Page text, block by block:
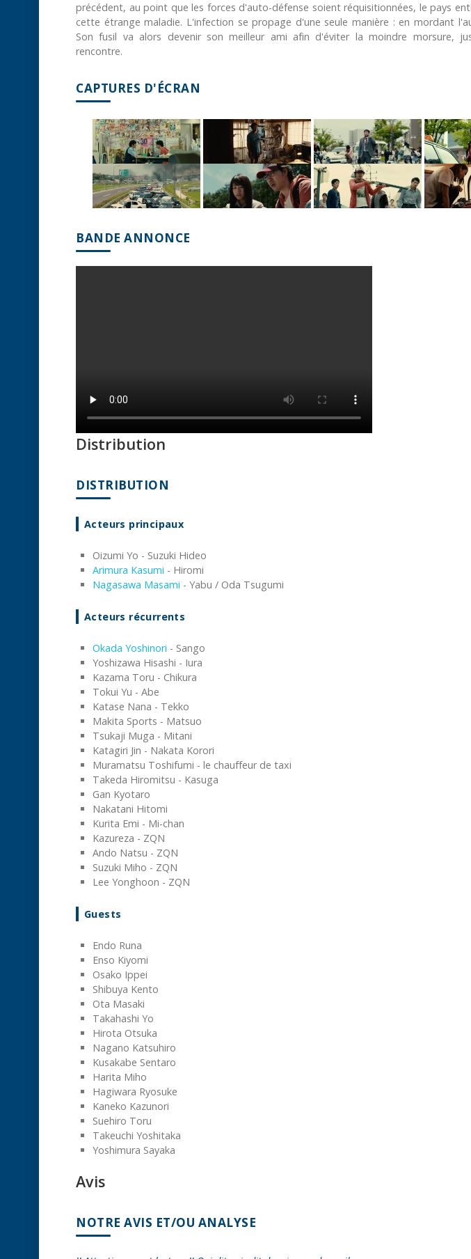
précédent, au point que les forces d'auto-défense soient réquisitionnées, le pays
cette étrange maladie. L'infection se propage d'une seule manière : en mordant
Son fusil va alors devenir son meilleur ami afin d'éviter la moindre morsure,
rencontre.
CAPTURES D'ÉCRAN
BANDE ANNONCE
Distribution
DISTRIBUTION
Acteurs principaux
Oizumi Yo - Suzuki Hideo
Arimura Kasumi - Hiromi
Nagasawa Masami - Yabu / Oda Tsugumi
Acteurs récurrents
Okada Yoshinori - Sango
Yoshizawa Hisashi - Iura
Kazama Toru - Chikura
Tokui Yu - Abe
Katase Nana - Tekko
Makita Sports - Matsuo
Tsukaji Muga - Mitani
Katagiri Jin - Nakata Korori
Muramatsu Toshifumi - le chauffeur de taxi
Takeda Hiromitsu - Kasuga
Gan Kyotaro
Nakatani Hitomi
Kurita Emi - Mi-chan
Kazureza - ZQN
Ando Natsu - ZQN
Suzuki Miho - ZQN
Lee Yonghoon - ZQN
Guests
Endo Runa
Enso Kiyomi
Osako Ippei
Shibuya Kento
Ota Masaki
Takahashi Yo
Hirota Otsuka
Nagano Katsuhiro
Kusakabe Sentaro
Harita Miho
Hagiwara Ryosuke
Kaneko Kazunori
Suehiro Toru
Takeuchi Yoshitaka
Yoshimura Sayaka
Avis
NOTRE AVIS ET/OU ANALYSE